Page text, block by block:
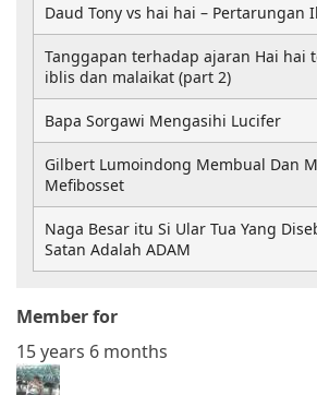
Member for
15 years 6 months
Daud Tony vs hai hai – Pertarungan
Tanggapan terhadap ajaran Hai hai
iblis dan malaikat (part 2)
Bapa Sorgawi Mengasihi Lucifer
Gilbert Lumoindong Membual Dan
Mefibosset
Naga Besar itu Si Ular Tua Yang
Satan Adalah ADAM